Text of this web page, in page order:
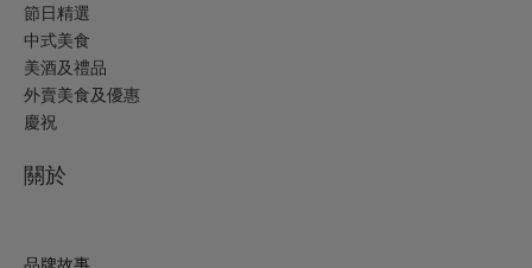
節日精選
中式美食
美酒及禮品
外賣美食及優惠
慶祝
關於